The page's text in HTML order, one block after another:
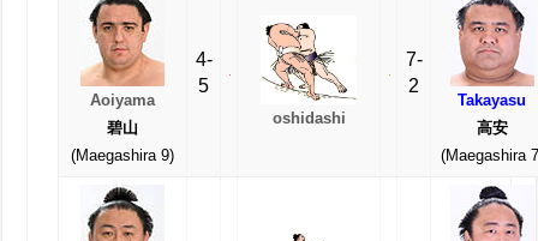
Aoiyama
碧山
(Maegashira 9)
4-
5
oshidashi
7-
2
Takayasu
高安
(Maegashira